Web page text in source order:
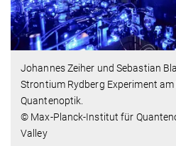
Johannes Zeiher und Sebastian
Strontium Rydberg Experiment
Quantenoptik.
© Max-Planck-Institut für
Valley